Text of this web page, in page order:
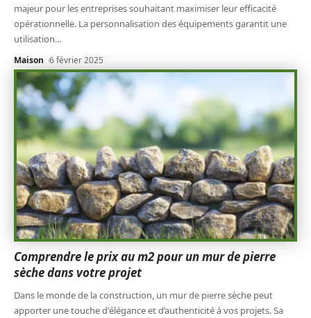
majeur pour les entreprises souhaitant maximiser leur efficacité
opérationnelle. La personnalisation des équipements garantit une
utilisation…
Maison 6 février 2025
Comprendre le prix au m2 pour un mur de pierre
sèche dans votre projet
Dans le monde de la construction, un mur de pierre sèche peut
apporter une touche d'élégance et d’authenticité à vos projets. Sa